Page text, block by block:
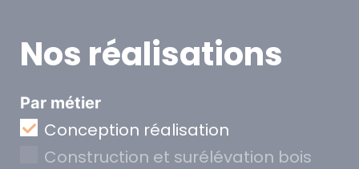
Nos réalisations
Par métier
Conception réalisation
Construction et surélévation bois